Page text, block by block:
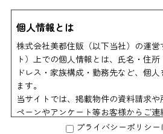
個人情報とは
株式会社美都住販（以下当社）の運営
ト）上での個人情報とは、氏名・住
ドレス・家族構成・勤務先など、個
ます。
当サイトでは、掲載物件の資料請求
ペーンやアンケート等お客様からご
りする個人情報以外は、個人を特定で
プライバシーポリシー